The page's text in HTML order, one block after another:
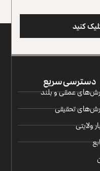
کنید
دسترسی سریع
عمقی و بلند
تحقیقی
ولایتی